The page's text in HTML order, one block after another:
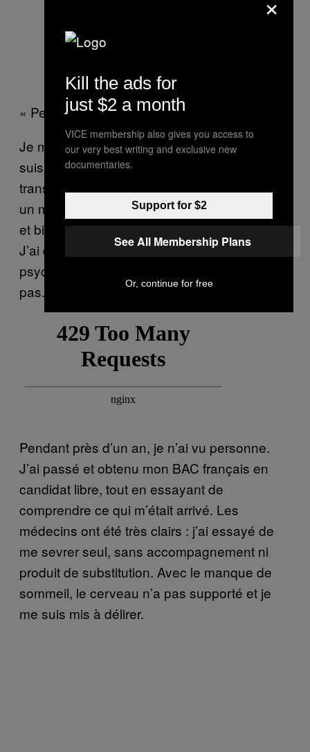
« Pendant près d’un an, je n’ai vu personne »
Je me suis réveillé deux jours plus tard. Je
suis resté 15 jours à l’hôpital avant d’être
transféré dans une clinique de repos pendant
un mois. Pour le personnel médical, j’étais bel
et bien schizophrène. Alors que pas du tout.
J’ai dû enchaîner les consultations
psychiatriques pour prouver que je ne l’étais
pas.
Pendant près d’un an, je n’ai vu personne.
J’ai passé et obtenu mon BAC français en
candidat libre, tout en essayant de
comprendre ce qui m’était arrivé. Les
médecins ont été très clairs : j’ai essayé de
me sevrer seul, sans accompagnement ni
produit de substitution. Avec le manque de
sommeil, le cerveau n’a pas supporté et je
me suis mis à délirer.
Kill the ads for
just $2 a month
VICE membership also gives you access to
our very best writing and exclusive new
documentaries.
Support for $2
See All Membership Plans
Or, continue for free